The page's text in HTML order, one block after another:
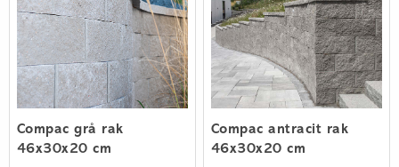
Compac grå rak
46x30x20 cm
Compac antracit rak
46x30x20 cm